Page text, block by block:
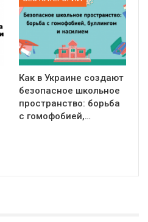
Как в Украине создают
безопасное школьное
пространство: борьба
с гомофобией,…